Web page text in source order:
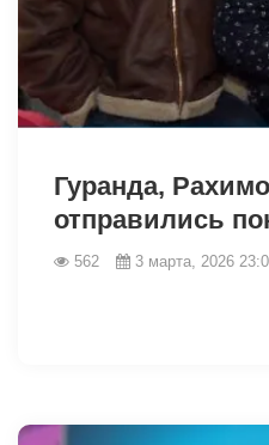
Гуранда,
отправились
562 3 марта, 2026